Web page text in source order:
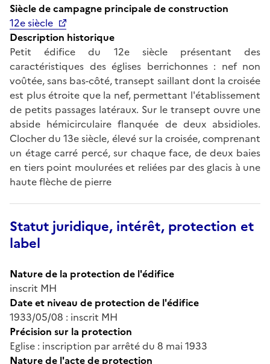
Siècle de campagne principale de construction
12e siècle
Description historique
Petit édifice du 12e siècle présentant des
caractéristiques des églises berrichonnes : nef non
voûtée, sans bas-côté, transept saillant dont la croisée
est plus étroite que la nef, permettant l'établissement
de petits passages latéraux. Sur le transept ouvre une
abside hémicirculaire flanquée de deux absidioles.
Clocher du 13e siècle, élevé sur la croisée, comprenant
un étage carré percé, sur chaque face, de deux baies
en tiers point moulurées et reliées par des glacis à une
haute flèche de pierre
Statut juridique, intérêt, protection et
label
Nature de la protection de l'édifice
inscrit MH
Date et niveau de protection de l'édifice
1933/05/08 : inscrit MH
Précision sur la protection
Eglise : inscription par arrêté du 8 mai 1933
Nature de l'acte de protection